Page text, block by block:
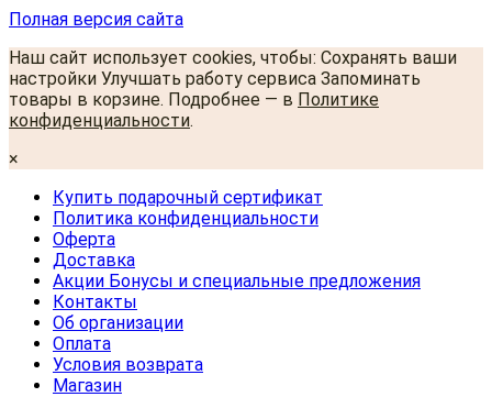
Полная версия сайта
Наш сайт использует cookies, чтобы: Сохранять ваши
настройки Улучшать работу сервиса Запоминать
товары в корзине. Подробнее — в Политике
конфиденциальности.
×
Купить подарочный сертификат
Политика конфиденциальности
Оферта
Доставка
Акции Бонусы и специальные предложения
Контакты
Об организации
Оплата
Условия возврата
Магазин